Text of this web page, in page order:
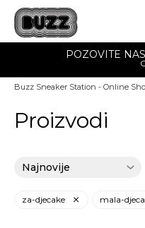
POZOVITE
Buzz Sneaker Station - Online
Proizvodi
za-djecake mala-djeca